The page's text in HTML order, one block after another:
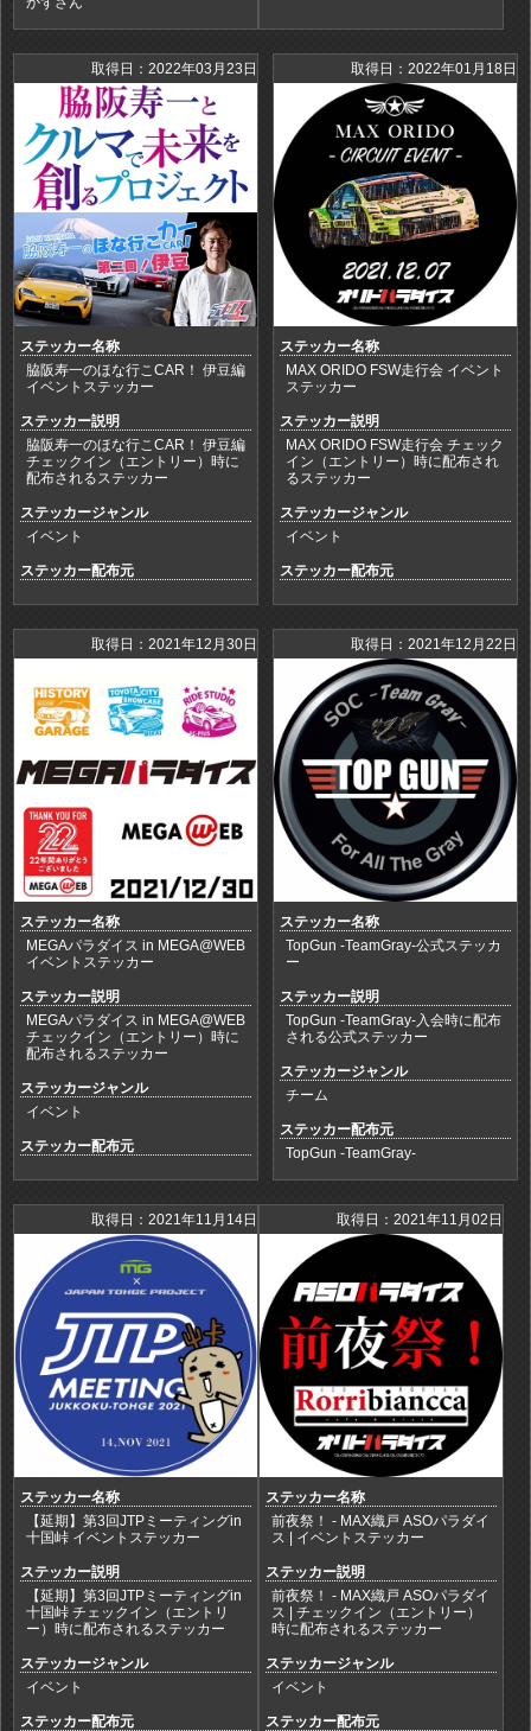
取得日：2022年03月23日
ステッカー名称
脇阪寿一のほな行こCAR！ 伊豆編
イベントステッカー
ステッカー説明
脇阪寿一のほな行こCAR！ 伊豆編
チェックイン（エントリー）時に
配布されるステッカー
ステッカージャンル
イベント
ステッカー配布元
取得日：2022年01月18日
ステッカー名称
MAX ORIDO FSW走行会 イベント
ステッカー
ステッカー説明
MAX ORIDO FSW走行会 チェック
イン（エントリー）時に配布され
るステッカー
ステッカージャンル
イベント
ステッカー配布元
取得日：2021年12月30日
ステッカー名称
MEGAパラダイス in MEGA@WEB
イベントステッカー
ステッカー説明
MEGAパラダイス in MEGA@WEB
チェックイン（エントリー）時に
配布されるステッカー
ステッカージャンル
イベント
ステッカー配布元
取得日：2021年12月22日
ステッカー名称
TopGun -TeamGray-公式ステッカ
ー
ステッカー説明
TopGun -TeamGray-入会時に配布
される公式ステッカー
ステッカージャンル
チーム
ステッカー配布元
TopGun -TeamGray-
取得日：2021年11月14日
ステッカー名称
【延期】第3回JTPミーティングin
十国峠 イベントステッカー
ステッカー説明
【延期】第3回JTPミーティングin
十国峠 チェックイン（エントリ
ー）時に配布されるステッカー
ステッカージャンル
イベント
ステッカー配布元
取得日：2021年11月02日
ステッカー名称
前夜祭！ - MAX織戸 ASOパラダイ
ス | イベントステッカー
ステッカー説明
前夜祭！ - MAX織戸 ASOパラダイ
ス | チェックイン（エントリー）
時に配布されるステッカー
ステッカージャンル
イベント
ステッカー配布元